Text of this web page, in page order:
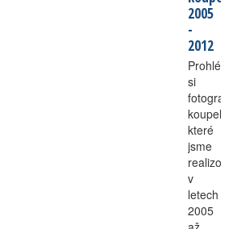
2005
-
2012
si
fotografie
koupelen,
které
jsme
v
letech
2005